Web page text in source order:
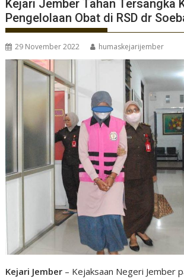
Kejari Jember Tahan Tersangka
Pengelolaan Obat di RSD dr
29 November 2022 humaskejarijember
Kejari Jember – Kejaksaan Negeri Jember